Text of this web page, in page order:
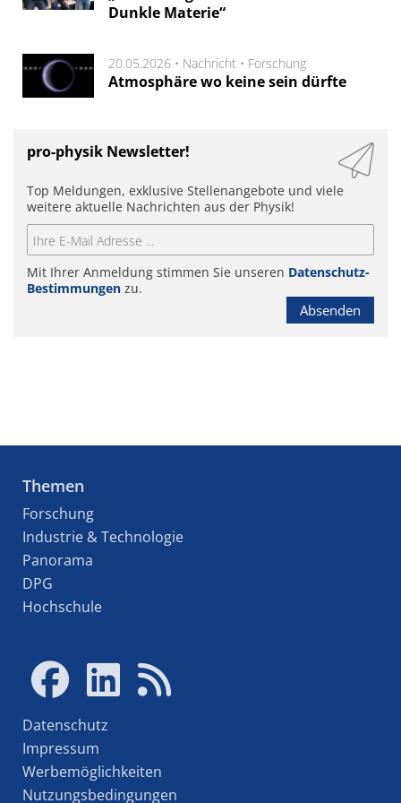
Dunkle Materie“
20.05.2026 • Nachricht • Forschung
Atmosphäre wo keine sein dürfte
pro-physik Newsletter!
Top Meldungen, exklusive Stellenangebote und viele
weitere aktuelle Nachrichten aus der Physik!
Mit Ihrer Anmeldung stimmen Sie unseren Datenschutz-
Bestimmungen zu.
Absenden
Themen
Forschung
Industrie & Technologie
Panorama
DPG
Hochschule
Datenschutz
Impressum
Werbemöglichkeiten
Nutzungsbedingungen